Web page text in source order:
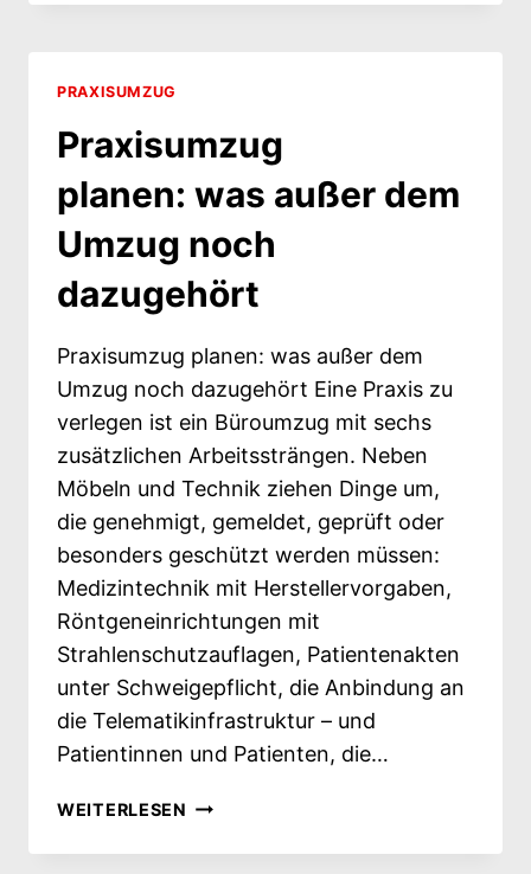
NICHT
PRAXISUMZUG
Praxisumzug
planen: was außer dem
Umzug noch
dazugehört
Praxisumzug planen: was außer dem
Umzug noch dazugehört Eine Praxis zu
verlegen ist ein Büroumzug mit sechs
zusätzlichen Arbeitssträngen. Neben
Möbeln und Technik ziehen Dinge um,
die genehmigt, gemeldet, geprüft oder
besonders geschützt werden müssen:
Medizintechnik mit Herstellervorgaben,
Röntgeneinrichtungen mit
Strahlenschutzauflagen, Patientenakten
unter Schweigepflicht, die Anbindung an
die Telematikinfrastruktur – und
Patientinnen und Patienten, die…
WEITERLESEN PRAXISUMZUG
AUSSER D